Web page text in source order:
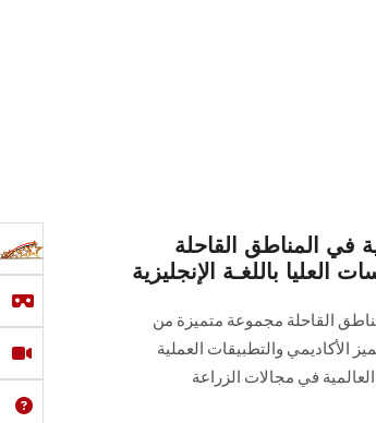
في المناطق القاحلة
باللغـة الإنجليزية
القاحلة مجموعة متميزة من
الأكاديمي والتطبيقات العملية
في مجالات الزراعة